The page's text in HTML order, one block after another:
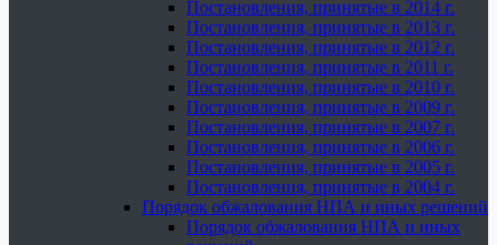
Постановления, принятые в 2014 г.
Постановления, принятые в 2013 г.
Постановления, принятые в 2012 г.
Постановления, принятые в 2011 г.
Постановления, принятые в 2010 г.
Постановления, принятые в 2009 г.
Постановления, принятые в 2007 г.
Постановления, принятые в 2006 г.
Постановления, принятые в 2005 г.
Постановления, принятые в 2004 г.
Порядок обжалования НПА и иных решений
Порядок обжалования НПА и иных